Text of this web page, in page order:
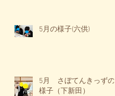
5月の様子(六供)
5月 さぼてんきっずの
様子（下新田）